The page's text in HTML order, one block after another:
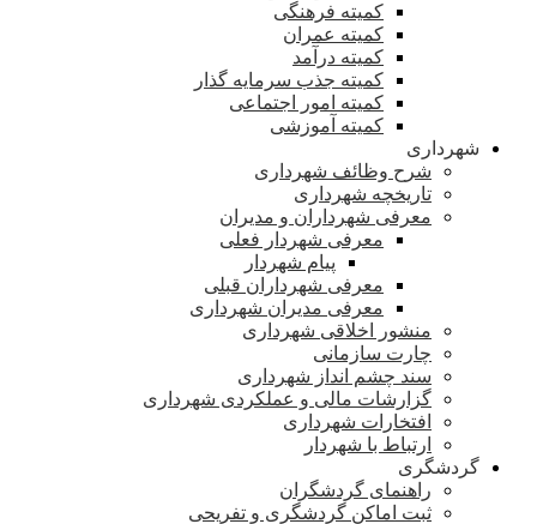
کمیته فرهنگی
کمیته عمران
کمیته درآمد
کمیته جذب سرمایه گذار
کمیته امور اجتماعی
کمیته آموزشی
شهرداری
شرح وظائف شهرداری
تاریخچه شهرداری
معرفی شهرداران و مدیران
معرفی شهردار فعلی
پیام شهردار
معرفی شهرداران قبلی
معرفی مدیران شهرداری
منشور اخلاقی شهرداری
چارت سازمانی
سند چشم انداز شهرداری
گزارشات مالی و عملکردی شهرداری
افتخارات شهرداری
ارتباط با شهردار
گردشگری
راهنمای گردشگران
ثبت اماکن گردشگری و تفریحی